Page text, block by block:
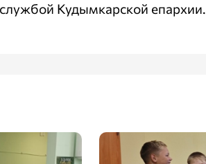
Кудымкарской епархии.